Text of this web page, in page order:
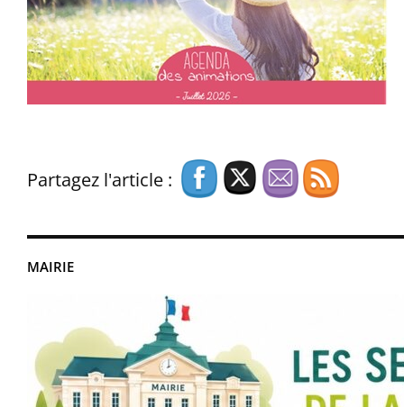
MAIRIE
Partagez l'article :